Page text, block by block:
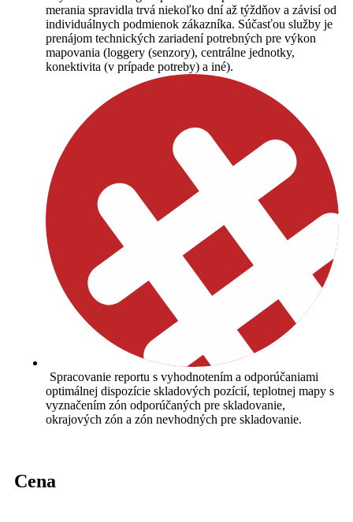
merania spravidla trvá niekoľko dní až týždňov a závisí od
individuálnych podmienok zákazníka. Súčasťou služby je
prenájom technických zariadení potrebných pre výkon
mapovania (loggery (senzory), centrálne jednotky,
konektivita (v prípade potreby) a iné).
Spracovanie reportu s vyhodnotením a odporúčaniami
optimálnej dispozície skladových pozícií, teplotnej mapy s
vyznačením zón odporúčaných pre skladovanie,
okrajových zón a zón nevhodných pre skladovanie.
Cena